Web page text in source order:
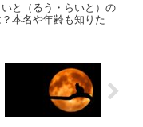
いと（るう・らいと）の
本名や年齢も知りた